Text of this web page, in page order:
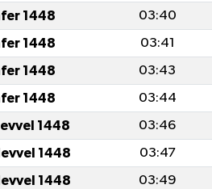
1448 03:40
1448 03:41
1448 03:43
1448 03:44
1448 03:46
1448 03:47
1448 03:49